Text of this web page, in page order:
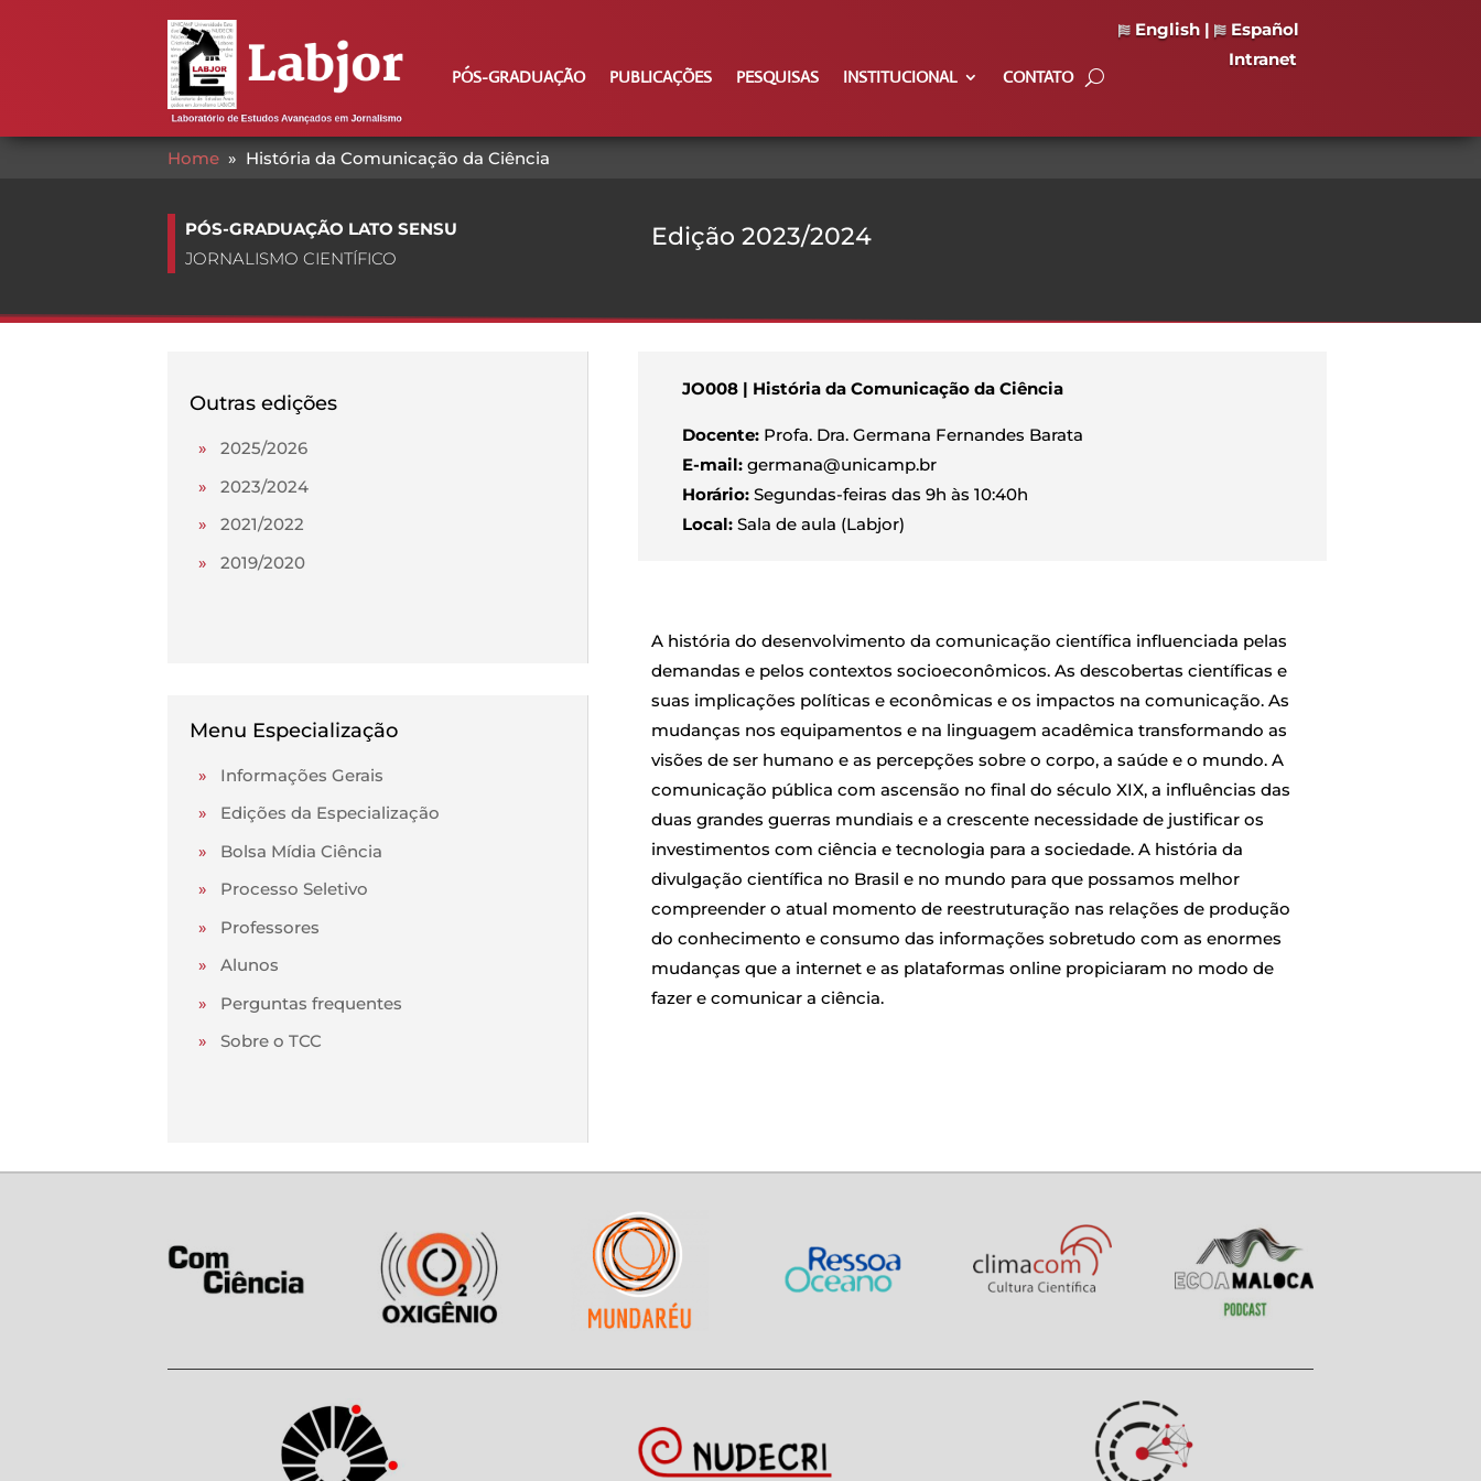
PÓS-GRADUAÇÃO PUBLICAÇÕES PESQUISAS INSTITUCIONAL CONTATO
English|
Español
Intranet
Home » História da Comunicação da Ciência
PÓS-GRADUAÇÃO LATO SENSU
JORNALISMO CIENTÍFICO
Edição 2023/2024
Outras edições
» 2025/2026
» 2023/2024
» 2021/2022
» 2019/2020
Menu Especialização
» Informações Gerais
» Edições da Especialização
» Bolsa Mídia Ciência
» Processo Seletivo
» Professores
» Alunos
» Perguntas frequentes
» Sobre o TCC
JO008 | História da Comunicação da Ciência
Docente:Profa. Dra. Germana Fernandes Barata
E-mail:germana@unicamp.br
Horário:Segundas-feiras das 9h às 10:40h
Local:Sala de aula (Labjor)
A história do desenvolvimento da comunicação científica influenciada pelas
demandas e pelos contextos socioeconômicos. As descobertas científicas e
suas implicações políticas e econômicas e os impactos na comunicação. As
mudanças nos equipamentos e na linguagem acadêmica transformando as
visões de ser humano e as percepções sobre o corpo, a saúde e o mundo. A
comunicação pública com ascensão no final do século XIX, a influências das
duas grandes guerras mundiais e a crescente necessidade de justificar os
investimentos com ciência e tecnologia para a sociedade. A história da
divulgação científica no Brasil e no mundo para que possamos melhor
compreender o atual momento de reestruturação nas relações de produção
do conhecimento e consumo das informações sobretudo com as enormes
mudanças que a internet e as plataformas online propiciaram no modo de
fazer e comunicar a ciência.